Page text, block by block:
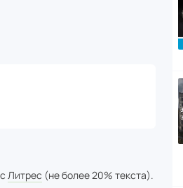
Литрес (не более 20% текста).